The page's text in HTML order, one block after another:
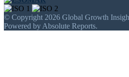
© Copyright 2026 Global Growth
Powered by Absolute Reports.